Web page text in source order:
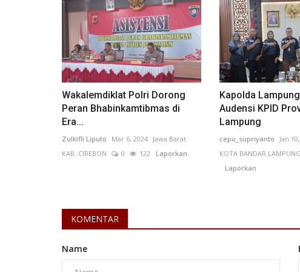
Wakalemdiklat Polri Dorong
Peran Bhabinkamtibmas di
Era...
Zulkifli Liputo Mar 6, 2024 Jawa Barat
KAB. CIREBON
0 122 Laporkan
Kapolda
Audensi KPID
Lampung
cepu_supriyanto Jan
KOTA BANDAR LAMPUNG
Laporkan
KOMENTAR
Name
Perempuan/Anak
FH UI Terungkap, Puluhan...